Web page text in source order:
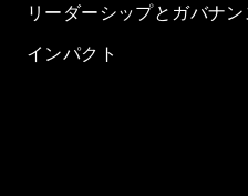
リーダーシップとガバナン
インパクト